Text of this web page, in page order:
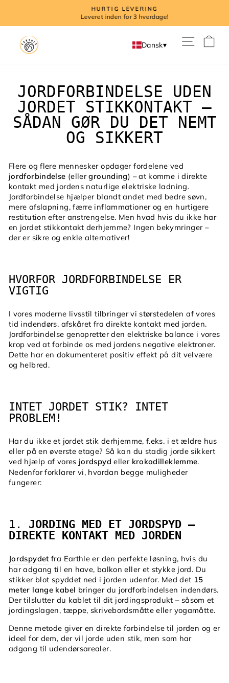
indhold
HURTIG LEVERING
Leveret inden for 3 hverdage!
Dansk▾
JORDFORBINDELSE UDEN
JORDET STIKKONTAKT –
SÅDAN GØR DU DET NEMT
OG SIKKERT
Flere og flere mennesker opdager fordelene ved
jordforbindelse (ellergrounding) – at komme i direkte
kontakt med jordens naturlige elektriske ladning.
Jordforbindelse hjælper blandt andet med bedre søvn,
mere afslapning, færre inflammationer og en hurtigere
restitution efter anstrengelse. Men hvad hvis du ikke har
en jordet stikkontakt derhjemme? Ingen bekymringer –
der er sikre og enkle alternativer!
HVORFOR JORDFORBINDELSE ER
VIGTIG
I vores moderne livsstil tilbringer vi størstedelen af vores
tid indendørs, afskåret fra direkte kontakt med jorden.
Jordforbindelse genopretter den elektriske balance i vores
krop ved at forbinde os med jordens negative elektroner.
Dette har en dokumenteret positiv effekt på dit velvære
og helbred.
INTET JORDET STIK? INTET
PROBLEM!
Har du ikke et jordet stik derhjemme, f.eks. i et ældre hus
eller på en øverste etage? Så kan du stadig jorde sikkert
ved hjælp af vores jordspyd eller krokodilleklemme.
Nedenfor forklarer vi, hvordan begge muligheder
fungerer:
1. JORDING MED ET JORDSPYD –
DIREKTE KONTAKT MED JORDEN
Jordspydet fra Earthle er den perfekte løsning, hvis du
har adgang til en have, balkon eller et stykke jord. Du
stikker blot spyddet ned i jorden udenfor. Med det 15
meter lange kabel bringer du jordforbindelsen indendørs.
Der tilslutter du kablet til dit jordingsprodukt – såsom et
jordingslagen, tæppe, skrivebordsmåtte eller yogamåtte.
Denne metode giver en direkte forbindelse til jorden og er
ideel for dem, der vil jorde uden stik, men som har
adgang til udendørsarealer.